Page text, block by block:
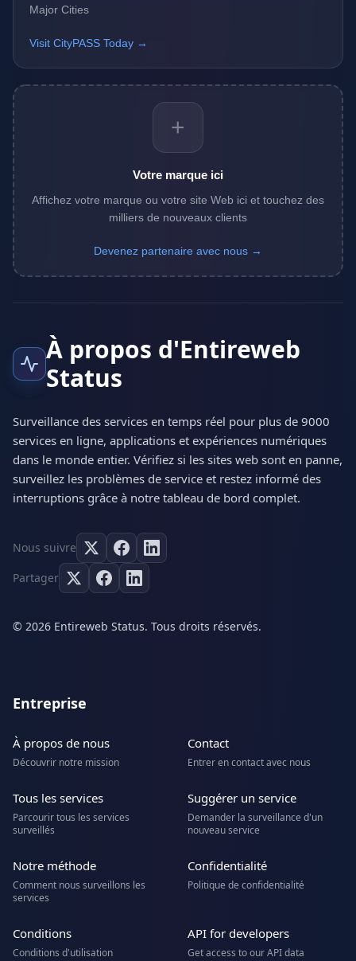
Major Cities
Visit CityPASS Today →
+
Votre marque ici
Affichez votre marque ou votre site Web ici et touchez des
milliers de nouveaux clients
Devenez partenaire avec nous →
À propos d'Entireweb
Status
Surveillance des services en temps réel pour plus de 9000
services en ligne, applications et expériences numériques
dans le monde entier. Vérifiez si les sites web sont en panne,
surveillez les problèmes de service et restez informé des
interruptions grâce à notre tableau de bord complet.
Nous suivre
Partager
© 2026 Entireweb Status. Tous droits réservés.
Entreprise
À propos de nous
Découvrir notre mission
Contact
Entrer en contact avec nous
Tous les services
Parcourir tous les services
surveillés
Suggérer un service
Demander la surveillance d'un
nouveau service
Notre méthode
Comment nous surveillons les
services
Confidentialité
Politique de confidentialité
Conditions
Conditions d'utilisation
API for developers
Get access to our API data